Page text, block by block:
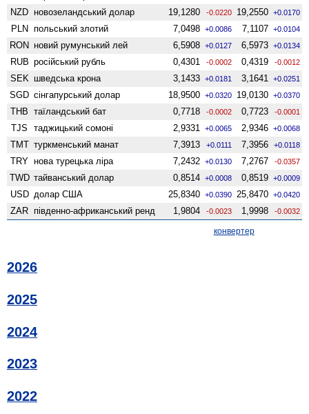
NZD ново­зеландський долар 19,1280 -0.0220 19,2550 +0.0170
PLN польський злотий 7,0498 +0.0086 7,1107 +0.0104
RON новий румунський лей 6,5908 +0.0127 6,5973 +0.0134
RUB російський рубль 0,4301 -0.0002 0,4319 -0.0012
SEK шведська крона 3,1433 +0.0181 3,1641 +0.0251
SGD сінгапурський долар 18,9500 +0.0320 19,0130 +0.0370
THB таїландський бат 0,7718 -0.0002 0,7723 -0.0001
TJS таджицький сомоні 2,9331 +0.0065 2,9346 +0.0068
TMT туркменський манат 7,3913 +0.0111 7,3956 +0.0118
TRY нова турецька ліра 7,2432 +0.0130 7,2767 -0.0357
TWD тайванський долар 0,8514 +0.0008 0,8519 +0.0009
USD долар США 25,8340 +0.0390 25,8470 +0.0420
ZAR південно-африканський ренд 1,9804 -0.0023 1,9998 -0.0032
конвертер
2026
2025
2024
2023
2022